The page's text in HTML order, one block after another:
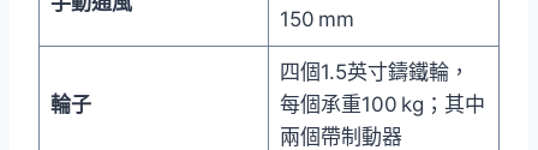
150 mm
輪子
四個1.5英寸鑄鐵輪，
每個承重100 kg；其中
兩個帶制動器